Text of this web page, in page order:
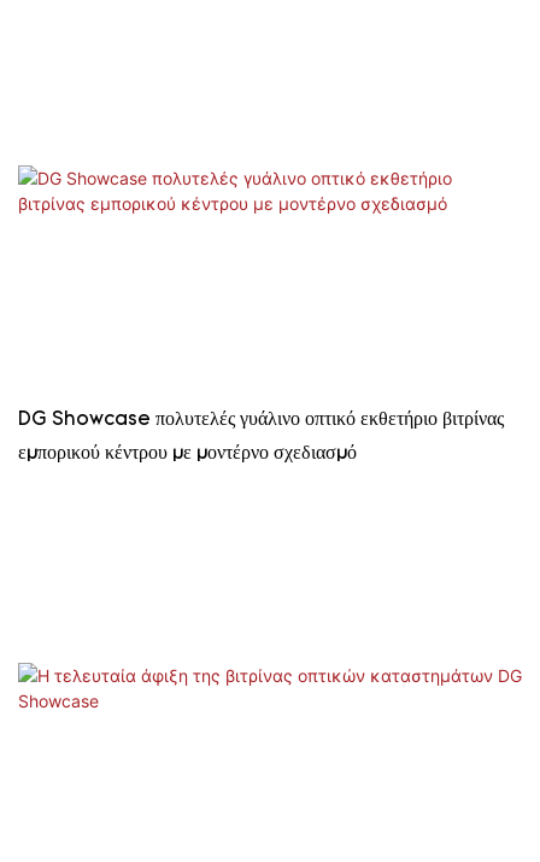
DG Showcase πολυτελές γυάλινο οπτικό εκθετήριο βιτρίνας
εμπορικού κέντρου με μοντέρνο σχεδιασμό